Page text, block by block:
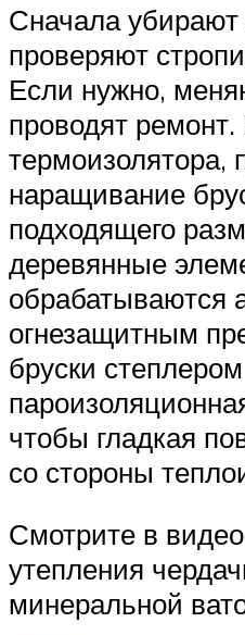
Сначала
проверяют
Если нужно,
проводят
термоизолятора,
наращивание
подходящего
деревянные
обрабатываются
огнезащитным
бруски
чтобы гладкая
со стороны
Смотрите в
утепления
минеральной